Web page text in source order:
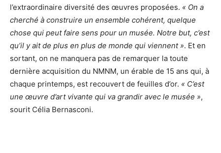
l’extraordinaire diversité des œuvres proposées. « On a
cherché à construire un ensemble cohérent, quelque
chose qui peut faire sens pour un musée. Notre but, c’est
qu’il y ait de plus en plus de monde qui viennent ». Et en
sortant, on ne manquera pas de remarquer la toute
dernière acquisition du NMNM, un érable de 15 ans qui, à
chaque printemps, est recouvert de feuilles d’or. « C’est
une œuvre d’art vivante qui va grandir avec le musée »,
sourit Célia Bernasconi.